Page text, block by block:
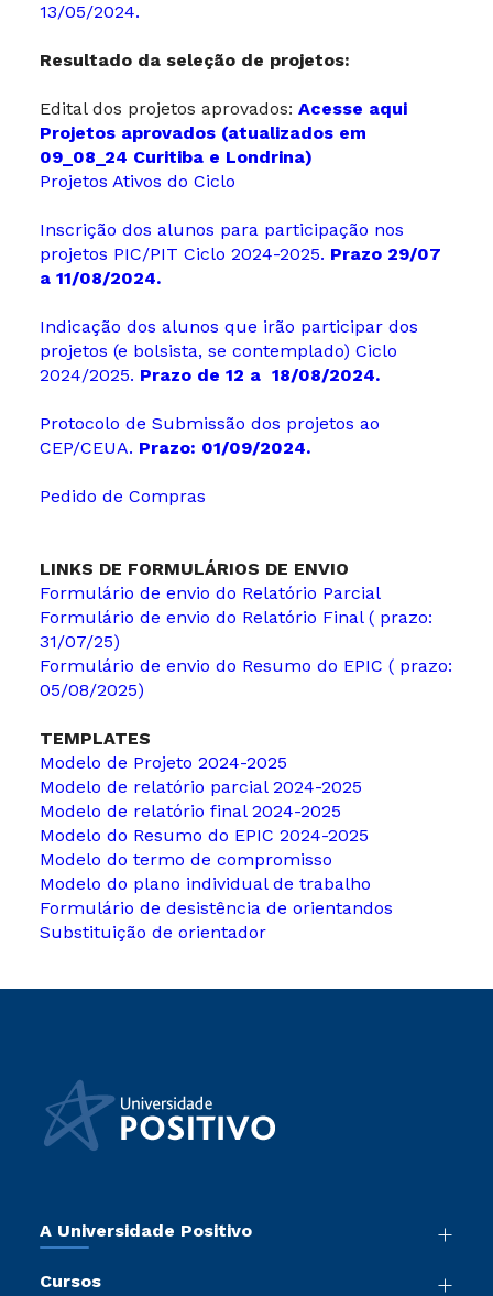
13/05/2024.
Resultado da seleção de projetos:
Edital dos projetos aprovados: Acesse aqui
Projetos aprovados (atualizados em
09_08_24 Curitiba e Londrina)
Projetos Ativos do Ciclo
Inscrição dos alunos para participação nos
projetos PIC/PIT Ciclo 2024-2025. Prazo 29/07
a 11/08/2024.
Indicação dos alunos que irão participar dos
projetos (e bolsista, se contemplado) Ciclo
2024/2025. Prazo de 12 a 18/08/2024.
Protocolo de Submissão dos projetos ao
CEP/CEUA. Prazo: 01/09/2024.
Pedido de Compras
LINKS DE FORMULÁRIOS DE ENVIO
Formulário de envio do Relatório Parcial
Formulário de envio do Relatório Final ( prazo:
31/07/25)
Formulário de envio do Resumo do EPIC ( prazo:
05/08/2025)
TEMPLATES
Modelo de Projeto 2024-2025
Modelo de relatório parcial 2024-2025
Modelo de relatório final 2024-2025
Modelo do Resumo do EPIC 2024-2025
Modelo do termo de compromisso
Modelo do plano individual de trabalho
Formulário de desistência de orientandos
Substituição de orientador
A Universidade Positivo
Sala de Imprensa
Cursos